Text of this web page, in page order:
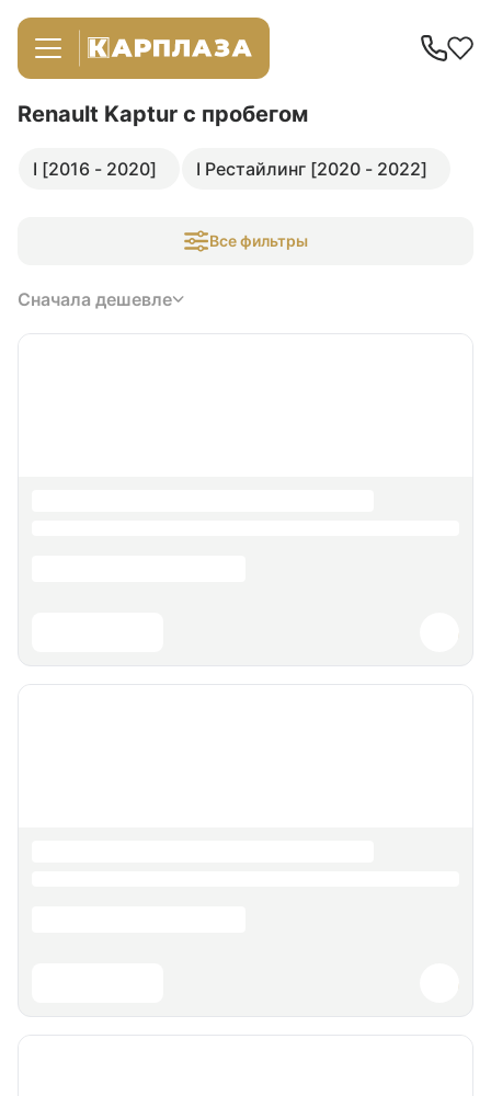
Renault Kaptur с пробегом
I [2016 - 2020] I Рестайлинг [2020 - 2022]
Все фильтры
Сначала дешевле